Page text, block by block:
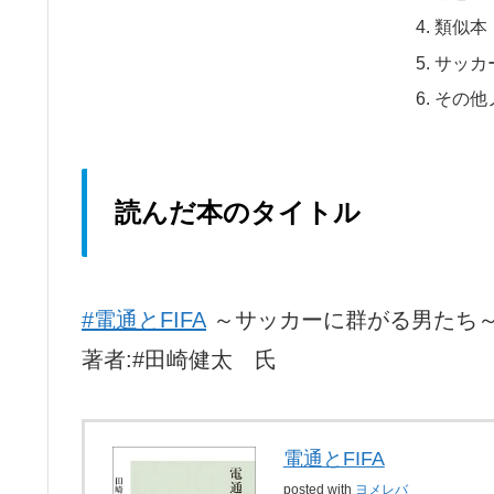
類似本
サッカ
その他
読んだ本のタイトル
#電通とFIFA ～サッカーに群がる男たち～
著者:#田崎健太 氏
電通とFIFA
posted with ヨメレバ